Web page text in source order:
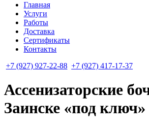
Главная
Услуги
Работы
Доставка
Сертификаты
Контакты
+7 (927) 927-22-88 +7 (927) 417-17-37
Ассенизаторские
Заинске «под ключ»